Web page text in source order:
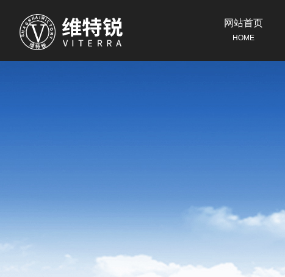
网站首页
HOME